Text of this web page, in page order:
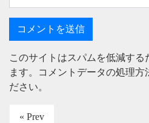
このサイトはスパムを低減する
ます。
コメントデータの処理方
ださい。
« Prev